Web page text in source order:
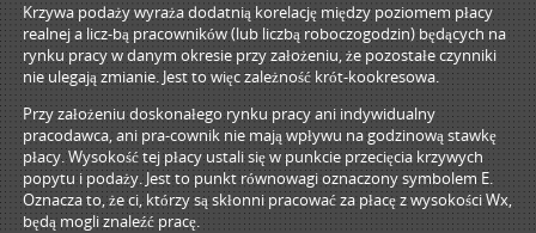
Krzywa podaży wyraża dodatnią korelację między poziomem płacy
realnej a licz-bą pracowników (lub liczbą roboczogodzin) będących na
rynku pracy w danym okresie przy założeniu, że pozostałe czynniki
nie ulegają zmianie. Jest to więc zależność krót-kookresowa.
Przy założeniu doskonałego rynku pracy ani indywidualny
pracodawca, ani pra-cownik nie mają wpływu na godzinową stawkę
płacy. Wysokość tej płacy ustali się w punkcie przecięcia krzywych
popytu i podaży. Jest to punkt równowagi oznaczony symbolem E.
Oznacza to, że ci, którzy są skłonni pracować za płacę z wysokości Wx,
będą mogli znaleźć pracę.